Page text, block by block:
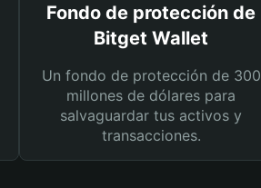
Fondo de protección de
Bitget Wallet
Un fondo de protección de 300
millones de dólares para
salvaguardar tus activos y
transacciones.